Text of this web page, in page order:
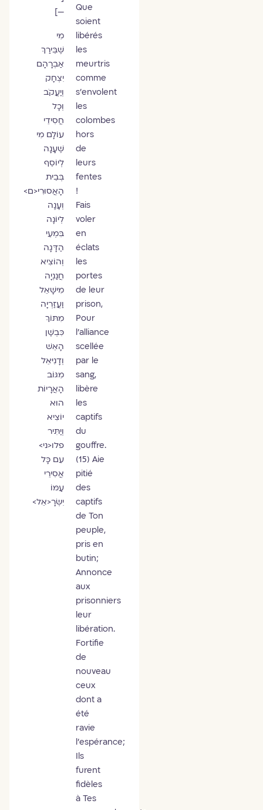
Que
soient
libérés
les
meurtris
comme
s'envolent
les
colombes
hors
de
leurs
fentes
Fais
voler
en
éclats
les
portes
de leur
prison,
Pour
l’alliance
scellée
par le
sang,
libère
les
captifs
du
gouffre.
(15) Aie
pitié
des
captifs
de Ton
peuple,
pris en
butin;
Annonce
aux
prisonniers
leur
libération.
Fortifie
de
nouveau
ceux
dont a
été
ravie
l’espérance;
Ils
furent
fidèles
à Tes
—]
מִי
שֶׁבֵּירַךְ
אַבְרָהָם
יִצְחָק
וְיַעֲקֹב
וְכָל
חֲסִידֵי
עוֹלָם מִי
שֶׁעָנָה
לְיוֹסֵף
בְּבֵית
הָאֲסוּרִי<ם>
וְעָנָה
לְיוֹנָה
בִּמְעֵי
הַדָּגָה
וְהוֹצִיא
חֲנַנְיָה
מִישָׁאֵל
וַעֲזַרְיָה
מִתּוֹךְ
כִּבְשַׁן
הָאֵשׁ
וְדָנִיּאֵל
מִגּוֹב
הָאֲרָיוֹת
הוּא
יוֹצִיא
וְיַתִּיר
פלו<ני>
עִם כָּל
אֲסִירֵי
עַמּוֹ
יִשְׂרָ<אֵל>